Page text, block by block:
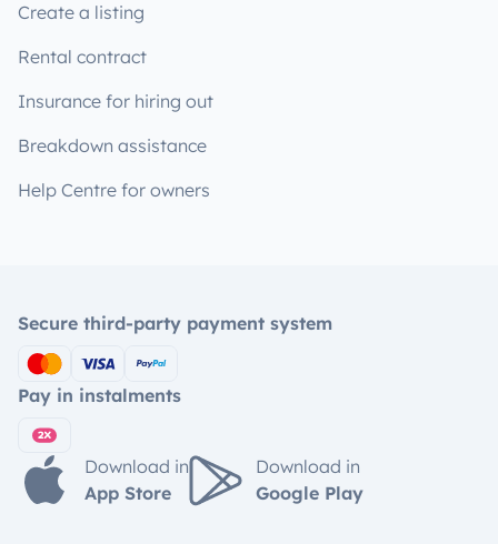
Create a listing
Rental contract
Insurance for hiring out
Breakdown assistance
Help Centre for owners
Secure third-party payment system
Pay in instalments
Download in
App Store
Download in
Google Play